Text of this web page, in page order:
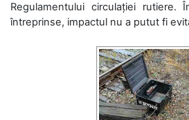
Regulamentului circulației rutiere.
întreprinse, impactul nu a putut fi